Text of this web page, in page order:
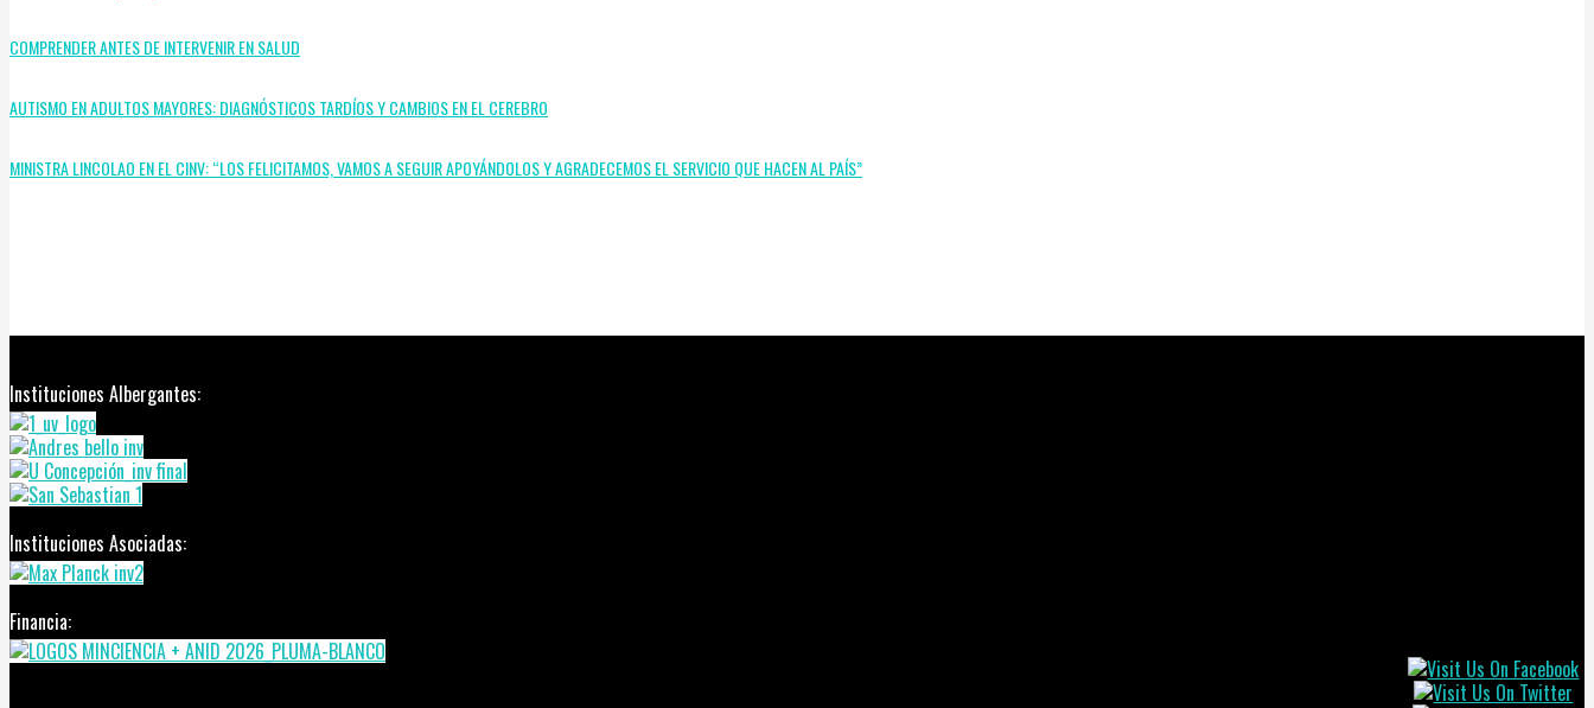
COMPRENDER ANTES DE INTERVENIR EN SALUD
AUTISMO EN ADULTOS MAYORES: DIAGNÓSTICOS TARDÍOS Y CAMBIOS EN EL CEREBRO
MINISTRA LINCOLAO EN EL CINV: “LOS FELICITAMOS, VAMOS A SEGUIR APOYÁNDOLOS Y AGRADECEMOS EL SERVICIO QUE HACEN AL PAÍS”
Instituciones Albergantes:
Instituciones Asociadas:
Financia: